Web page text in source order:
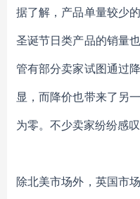
据了解，产品单量较少
圣诞节日类产品的销量
管有部分卖家试图通过
显，而降价也带来了另
为零。不少卖家纷纷感
除北美市场外，英国市